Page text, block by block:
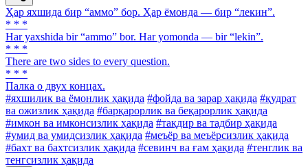
Ҳар яхшида бир “аммо” бор. Ҳар ёмонда — бир “лекин”.
* * *
Har yaxshida bir “ammo” bor. Har yomonda — bir “lekin”.
* * *
There are two sides to every question.
* * *
Палка о двух концах.
#яхшилик ва ёмонлик ҳақида #фойда ва зарар ҳақида #қудрат
ва ожизлик ҳақида #барқарорлик ва беқарорлик ҳақида
#имкон ва имконсизлик ҳақида #тақдир ва тадбир ҳақида
#умид ва умидсизлик ҳақида #меъёр ва меъёрсизлик ҳақида
#бахт ва бахтсизлик ҳақида #севинч ва ғам ҳақида #тенглик ва
тенгсизлик ҳақида